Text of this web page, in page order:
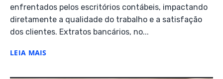
enfrentados pelos escritórios contábeis, impactando
diretamente a qualidade do trabalho e a satisfação
dos clientes. Extratos bancários, no...
LEIA MAIS